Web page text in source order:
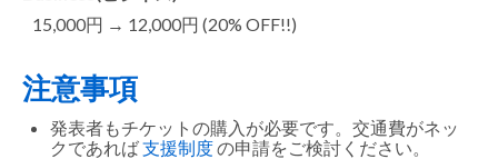
15,000円 → 12,000円 (20% OFF!!)
注意事項
発表者もチケットの購入が必要です。交通費がネッ
クであれば支援制度の申請をご検討ください。